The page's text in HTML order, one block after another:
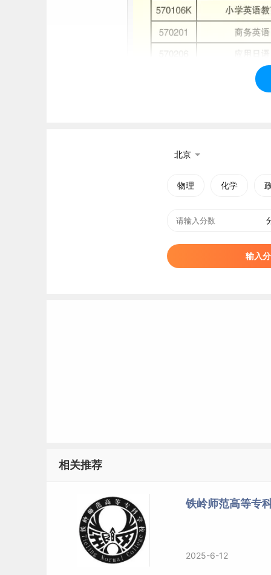
前身最早可追溯至1906年在铁岭银冈书院劝学
并；铁岭师范高等专科学校前身为1978年成立
校，1983年8月经辽宁省人民政府批准独立为铁
职工大学前身为1982年成立的铁岭阀门厂职工
大学，2002年8月并入铁岭师范高等专科学校。
北京
物理 化学
输入
相关推荐
铁岭师范高等专
2025-6-12